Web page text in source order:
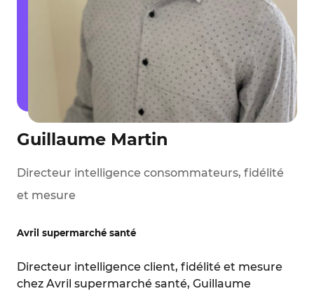
Guillaume Martin
Directeur intelligence consommateurs, fidélité
et mesure
Avril supermarché santé
Directeur intelligence client, fidélité et mesure
chez Avril supermarché santé, Guillaume